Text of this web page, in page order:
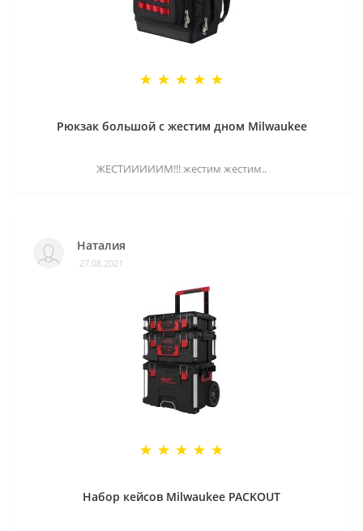
Рюкзак большой с жестим дном Milwaukee
ЖЕСТИИИИИМ!!! жестим жестим..
Наталия
27.08.2021
Набор кейсов Milwaukee PACKOUT